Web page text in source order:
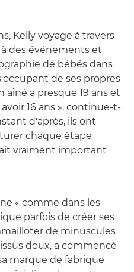
Kelly voyage à travers
des événements et
de bébés dans
de ses propres
aîné a presque 19 ans et
16 ans », continue-t-
d'après, ils ont
chaque étape
vraiment important
« comme dans les
parfois de créer ses
de minuscules
doux, a commencé
marque de fabrique